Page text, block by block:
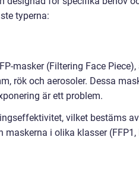
typerna:
masker (Filtering Face
rök och aerosoler. Dessa
är ett problem.
vilket bestäms
i olika klasser (FFP1,